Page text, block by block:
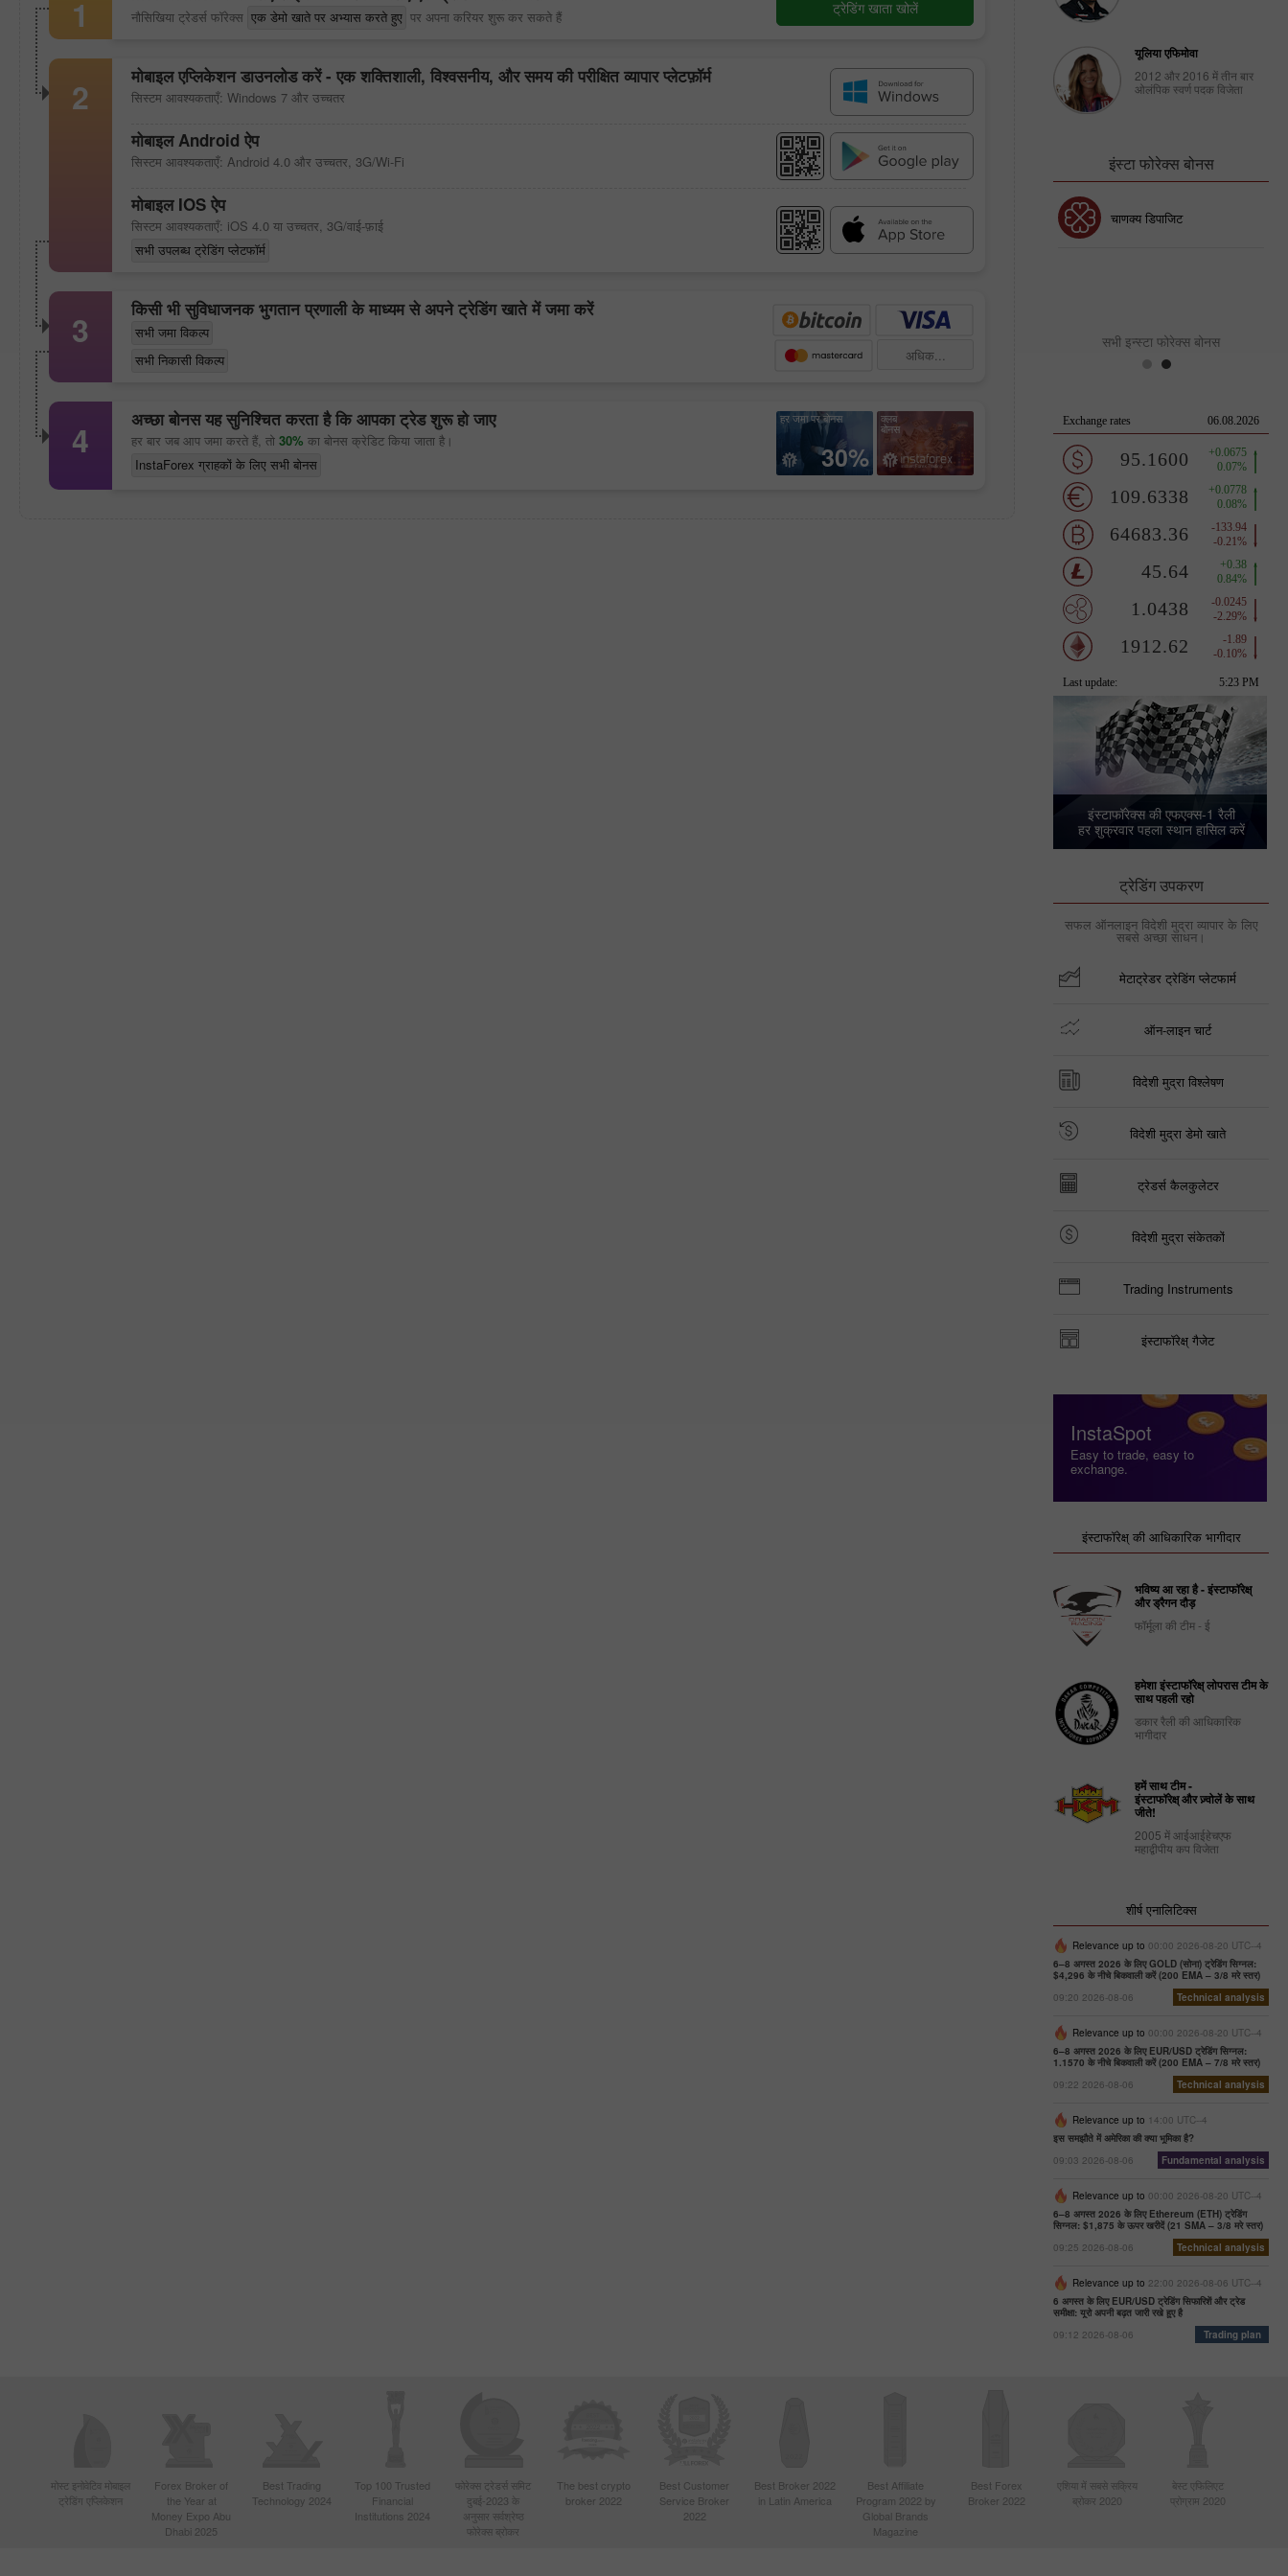
1 नौसिखिया ट्रेडर्स फॉरेक्स एक डेमो खाते पर अभ्यास करते हुए पर अपना करियर शुरू कर सकते हैं ट्रेडिंग खाता खोलें
2 मोबाइल एप्लिकेशन डाउनलोड करें - एक शक्तिशाली, विश्वसनीय, और समय की परीक्षित व्यापार प्लेटफ़ॉर्म
सिस्टम आवश्यकताएँ: Windows 7 और उच्चतर
मोबाइल Android ऐप
सिस्टम आवश्यकताएँ: Android 4.0 और उच्चतर, 3G/Wi-Fi
मोबाइल IOS ऐप
सिस्टम आवश्यकताएँ: iOS 4.0 या उच्चतर, 3G/वाई-फ़ाई
सभी उपलब्ध ट्रेडिंग प्लेटफॉर्म
3 किसी भी सुविधाजनक भुगतान प्रणाली के माध्यम से अपने ट्रेडिंग खाते में जमा करें
सभी जमा विकल्प
सभी निकासी विकल्प
अधिक...
4 अच्छा बोनस यह सुनिश्चित करता है कि आपका ट्रेड शुरू हो जाए
हर बार जब आप जमा करते हैं, तो 30% का बोनस क्रेडिट किया जाता है।
InstaForex ग्राहकों के लिए सभी बोनस
हर जमा पर बोनस
30%
क्लब
बोनस
यूलिया एफिमोवा
2012 और 2016 में तीन बार
ओलंपिक स्वर्ण पदक विजेता
इंस्टा फोरेक्स बोनस
चाणक्य डिपाजिट 30% बोनस
सभी इन्स्टा फोरेक्स बोनस
इंस्टाफॉरेक्स की एफएक्स-1 रैली
हर शुक्रवार पहला स्थान हासिल करें
ट्रेडिंग उपकरण
सफल ऑनलाइन विदेशी मुद्रा व्यापार के लिए
सबसे अच्छा साधन।
मेटाट्रेडर ट्रेडिंग प्लेटफार्म
ऑन-लाइन चार्ट
विदेशी मुद्रा विश्लेषण
विदेशी मुद्रा डेमो खाते
ट्रेडर्स कैलकुलेटर
विदेशी मुद्रा संकेतकों
Trading Instruments
इंस्टाफॉरेक्ष् गैजेट
InstaSpot
Easy to trade, easy to
exchange.
इंस्टाफॉरेक्ष् की आधिकारिक भागीदार
भविष्य आ रहा है - इंस्टाफॉरेक्ष्
और ड्रैगन दौड़
फॉर्मूला की टीम - ई
हमेशा इंस्टाफॉरेक्ष् लोपरास टीम के
साथ पहली रहो
डकार रैली की आधिकारिक
भागीदार
हमें साथ टीम -
इंस्टाफॉरेक्ष् और ज़्वोलें के साथ
जीते!
2005 में आईआईहेचएफ
महाद्वीपीय कप विजेता
शीर्ष एनालिटिक्स
Relevance up to 00:00 2026-08-20 UTC--4
6–8 अगस्त 2026 के लिए GOLD (सोना) ट्रेडिंग सिग्नल:
$4,296 के नीचे बिकवाली करें (200 EMA – 3/8 मरे स्तर)
09:20 2026-08-06
Technical analysis
Relevance up to 00:00 2026-08-20 UTC--4
6–8 अगस्त 2026 के लिए EUR/USD ट्रेडिंग सिग्नल:
1.1570 के नीचे बिकवाली करें (200 EMA – 7/8 मरे स्तर)
09:22 2026-08-06
Technical analysis
Relevance up to 14:00 UTC--4
इस समझौते में अमेरिका की क्या भूमिका है?
09:03 2026-08-06
Fundamental analysis
Relevance up to 00:00 2026-08-20 UTC--4
6–8 अगस्त 2026 के लिए Ethereum (ETH) ट्रेडिंग
सिग्नल: $1,875 के ऊपर खरीदें (21 SMA – 3/8 मरे स्तर)
09:25 2026-08-06
Technical analysis
Relevance up to 22:00 2026-08-06 UTC--4
6 अगस्त के लिए EUR/USD ट्रेडिंग सिफारिशें और ट्रेड
समीक्षा: यूरो अपनी बढ़त जारी रखे हुए है
09:12 2026-08-06
Trading plan
मोस्ट इनोवेटिव मोबाइल
ट्रेडिंग एप्लिकेशन
Forex Broker of
the Year at
Money Expo Abu
Dhabi 2025
Best Trading
Technology 2024
Top 100 Trusted
Financial
Institutions 2024
फोरेक्स ट्रेडर्स समिट
दुबई-2023 के
अनुसार सर्वश्रेष्ठ
फोरेक्स ब्रोकर
The best crypto
broker 2022
Best Customer
Service Broker
2022
Best Broker 2022
in Latin America
Best Affiliate
Program 2022 by
Global Brands
Magazine
Best Forex
Broker 2022
एशिया में सबसे सक्रिय
ब्रोकर 2020
बेस्ट एफिलिएट
प्रोग्राम 2020